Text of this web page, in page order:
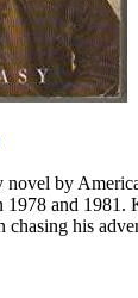
novel by
1978 and
chasing his